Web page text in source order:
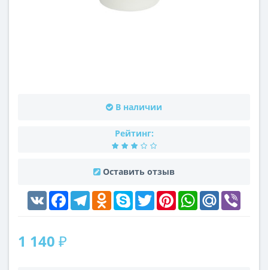
В наличии
Рейтинг:
Оставить отзыв
VK FacebookTelegramOdnoklassniki
Skype Twitter PinterestWhatsAppMail.Ru
1 140 ₽